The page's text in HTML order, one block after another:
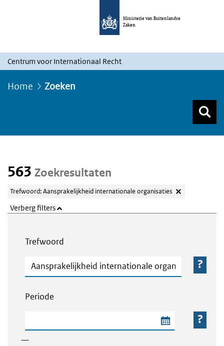
Ministerie van Buitenlandse
Zaken
Centrum voor Internationaal Recht
Home Zoeken
563 Zoekresultaten
Trefwoord: Aansprakelijkheid internationale organisaties
Verberg filters
Trefwoord
Trefwoord
Periode
—